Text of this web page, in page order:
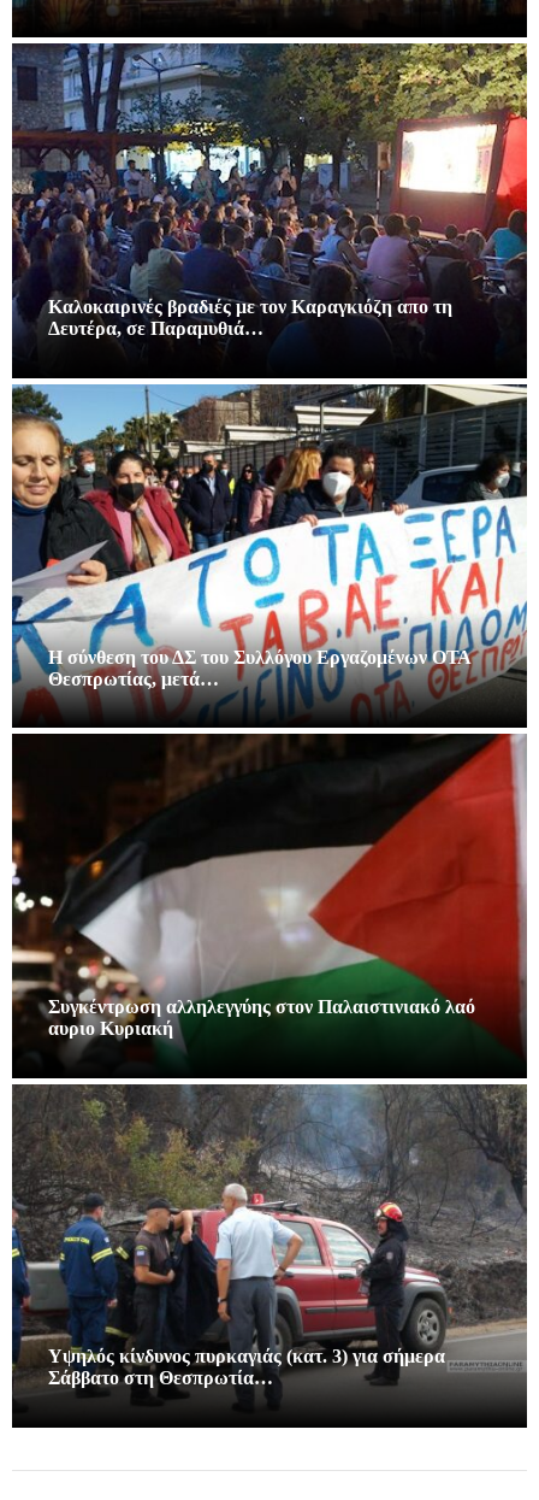
Καλοκαιρινές βραδιές με τον Καραγκιόζη απο τη
Δευτέρα, σε Παραμυθιά…
Η σύνθεση του ΔΣ του Συλλόγου Εργαζομένων ΟΤΑ
Θεσπρωτίας, μετά…
Συγκέντρωση αλληλεγγύης στον Παλαιστινιακό λαό
αυριο Κυριακή
Υψηλός κίνδυνος πυρκαγιάς (κατ. 3) για σήμερα
Σάββατο στη Θεσπρωτία…